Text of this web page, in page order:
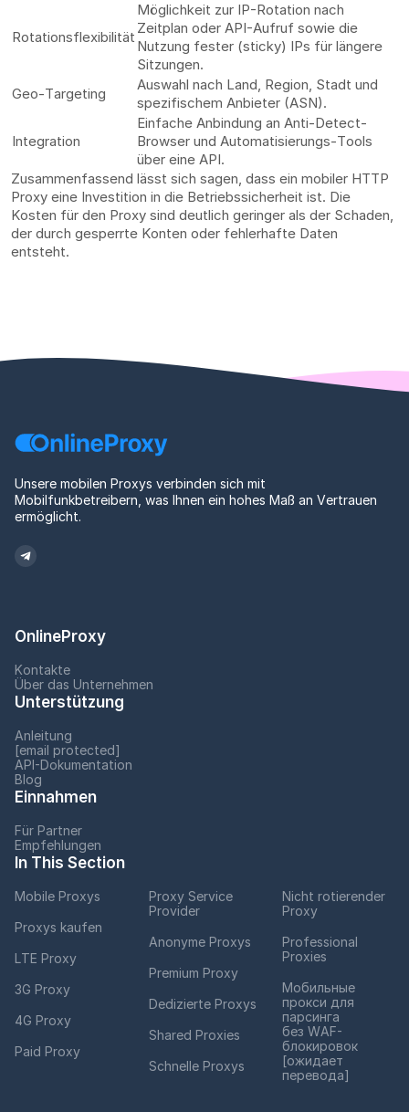
Rotationsflexibilität
Möglichkeit zur IP-Rotation nach
Zeitplan oder API-Aufruf sowie die
Nutzung fester (sticky) IPs für längere
Sitzungen.
Geo-Targeting
Auswahl nach Land, Region, Stadt und
spezifischem Anbieter (ASN).
Integration
Einfache Anbindung an Anti-Detect-
Browser und Automatisierungs-Tools
über eine API.
Zusammenfassend lässt sich sagen, dass ein mobiler HTTP
Proxy eine Investition in die Betriebssicherheit ist. Die
Kosten für den Proxy sind deutlich geringer als der Schaden,
der durch gesperrte Konten oder fehlerhafte Daten
entsteht.
Unsere mobilen Proxys verbinden sich mit
Mobilfunkbetreibern, was Ihnen ein hohes Maß an Vertrauen
ermöglicht.
OnlineProxy
Kontakte
Über das Unternehmen
Unterstützung
Anleitung
[email protected]
API-Dokumentation
Blog
Einnahmen
Für Partner
Empfehlungen
In This Section
Mobile Proxys
Proxys kaufen
LTE Proxy
3G Proxy
4G Proxy
Paid Proxy
Proxy Service
Provider
Anonyme Proxys
Premium Proxy
Dedizierte Proxys
Shared Proxies
Schnelle Proxys
Nicht rotierender
Proxy
Professional
Proxies
Мобильные
прокси для
парсинга
без WAF-
блокировок
[ожидает
перевода]